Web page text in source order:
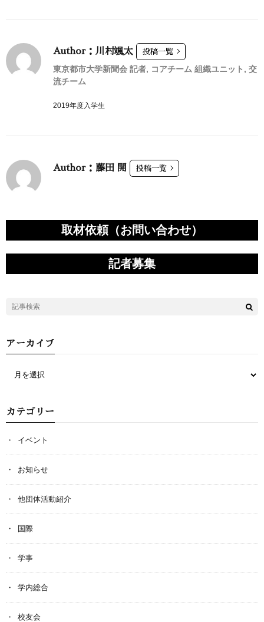
Author：川村颯太 投稿一覧
東京都市大学新聞会 記者, コアチーム 組織ユニット, 交
流チーム
2019年度入学生
Author：藤田 開 投稿一覧
取材依頼（お問い合わせ）
記者募集
アーカイブ
カテゴリー
イベント
お知らせ
他団体活動紹介
国際
学事
学内総合
校友会